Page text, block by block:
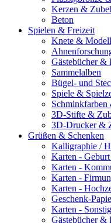
Kerzen &
Beton
Spielen & Freizeit
Knete &
Gästebücher &
Sammelalben
Bügel- und
Spiele &
3D-Stifte &
3D-Drucker &
Grüßen & Schenken
Kalligraphie /
Karten -
Karten -
Karten -
Karten -
Geschenk-
Karten -
Gästebücher &